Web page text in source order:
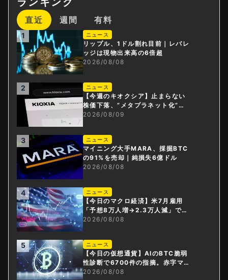
直近 週間 有料
1 ニュース
リップル、1ドル割れ目前｜レバレ
ッジは現物出来高の6倍超
2026/08/08
2 ニュース
【今週のキオクシア】止まらない
株価下落、”メタプラネット化”の
指摘は本当？
2026/08/09
3 ニュース
マイニング大手MARA、採掘BTC
の91%を売却｜純損失6億ドル
2026/08/08
4 ニュース
【今日のマクロ経済】米7月雇用
「予想8万人増→2.3万人減」で利
上げ観測後退
2026/08/08
5 ニュース
【今日の仮想通貨】AIのBTC脆弱
性診断で6700件の指摘。赤字マイ
ニング企業はAIに賭ける
2026/08/08